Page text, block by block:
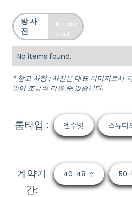
방 사
진
No items
found.
No items found.
* 참고 사항 : 사진은 대표 이미지로서
일이 조금씩 다를 수 있습니다.
룸타입 : 엔수잇 스튜디
계약기
간:
40-48 주 50-